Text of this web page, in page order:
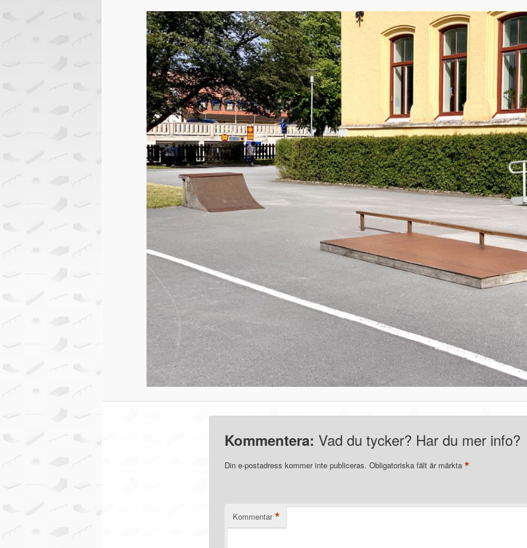
Kommentera: Vad du tycker? Har du mer info?
Din e-postadress kommer inte publiceras. Obligatoriska fält är märkta *
Kommentar *